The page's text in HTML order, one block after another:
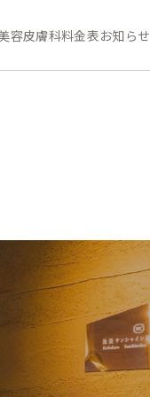
容皮膚科料金表お知らせ